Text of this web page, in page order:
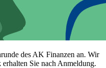
des AK Finanzen an. Wir
Sie nach Anmeldung.